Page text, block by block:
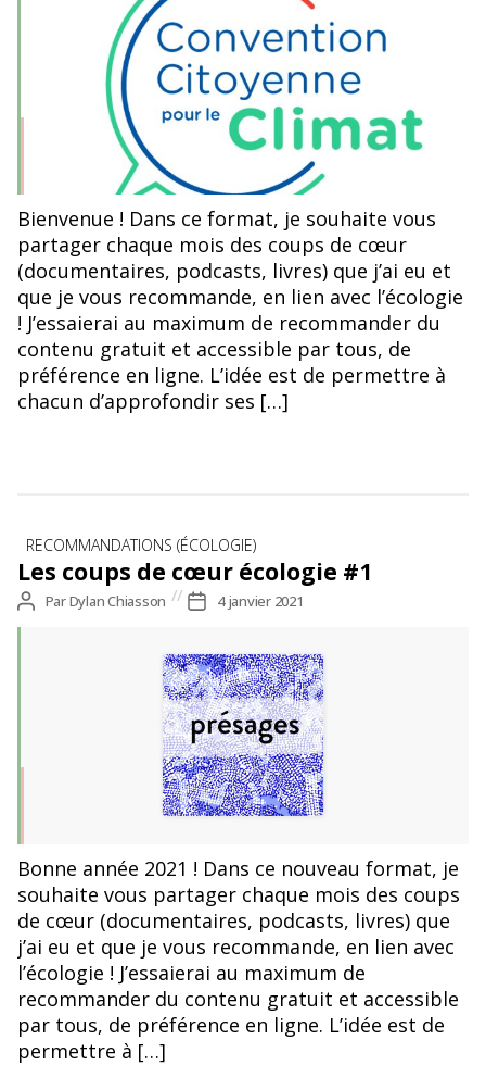
Bienvenue ! Dans ce format, je souhaite vous
partager chaque mois des coups de cœur
(documentaires, podcasts, livres) que j’ai eu et
que je vous recommande, en lien avec l’écologie
! J’essaierai au maximum de recommander du
contenu gratuit et accessible par tous, de
préférence en ligne. L’idée est de permettre à
chacun d’approfondir ses […]
Catégories
RECOMMANDATIONS (ÉCOLOGIE)
Les coups de cœur écologie #1
Auteur
ParDylan Chiasson
Date
l’article
4 janvier 2021
Bonne année 2021 ! Dans ce nouveau format, je
souhaite vous partager chaque mois des coups
de cœur (documentaires, podcasts, livres) que
j’ai eu et que je vous recommande, en lien avec
l’écologie ! J’essaierai au maximum de
recommander du contenu gratuit et accessible
par tous, de préférence en ligne. L’idée est de
permettre à […]